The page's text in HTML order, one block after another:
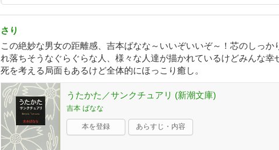
さり
この絶妙な男女の距離感、吉本ばなな～いいぞいいぞ～！芯のしっか
れ落ちそうなぐらぐらな人、様々な人達が描かれているけどみんな幸
死を考える局面もあるけど全体的にほっこり癒し。
うたかた／サンクチュアリ (新潮文庫)
吉本 ばなな
本を登録 あらすじ・内容